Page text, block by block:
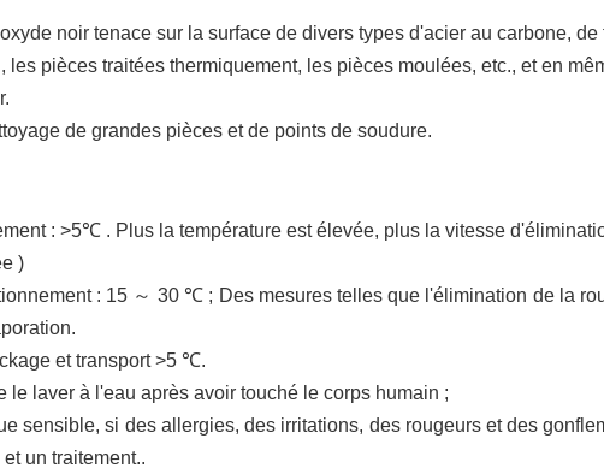
noir tenace sur la surface de divers types d'acier au carbone,
les pièces traitées thermiquement, les pièces moulées, etc., et en
.
de grandes pièces et de points de soudure.
: >5℃ . Plus la température est élevée, plus la vitesse
)
: 15 ～ 30 ℃ ; Des mesures telles que l'élimination de la
et transport >5 ℃.
le laver à l'eau après avoir touché le corps humain ;
sensible, si des allergies, des irritations, des rougeurs et des
un traitement..